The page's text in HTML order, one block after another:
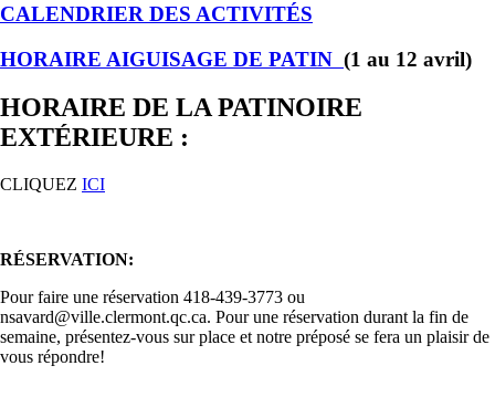
CALENDRIER DES ACTIVITÉS
HORAIRE AIGUISAGE DE PATIN (1 au 12 avril)
HORAIRE DE LA PATINOIRE
EXTÉRIEURE :
CLIQUEZ ICI
RÉSERVATION:
Pour faire une réservation 418-439-3773 ou
nsavard@ville.clermont.qc.ca. Pour une réservation durant la fin de
semaine, présentez-vous sur place et notre préposé se fera un plaisir de
vous répondre!